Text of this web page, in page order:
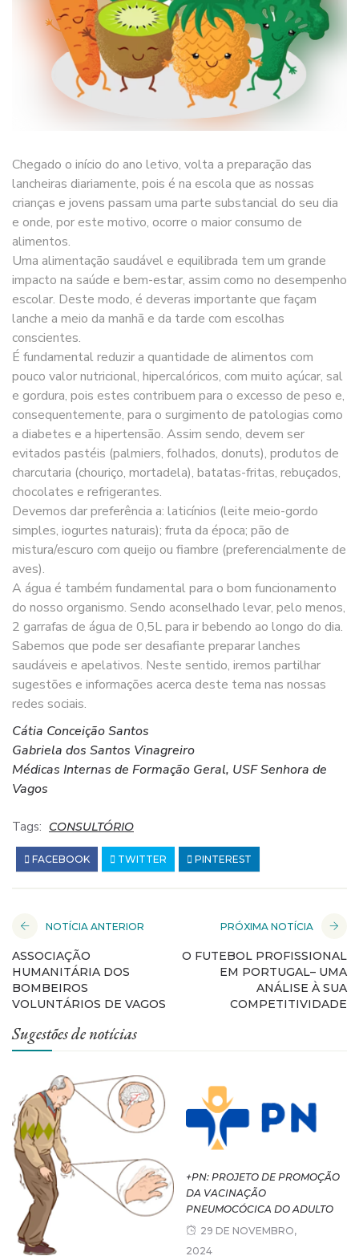
Chegado o início do ano letivo, volta a preparação das
lancheiras diariamente, pois é na escola que as nossas
crianças e jovens passam uma parte substancial do seu dia
e onde, por este motivo, ocorre o maior consumo de
alimentos.
Uma alimentação saudável e equilibrada tem um grande
impacto na saúde e bem-estar, assim como no desempenho
escolar. Deste modo, é deveras importante que façam
lanche a meio da manhã e da tarde com escolhas
conscientes.
É fundamental reduzir a quantidade de alimentos com
pouco valor nutricional, hipercalóricos, com muito açúcar, sal
e gordura, pois estes contribuem para o excesso de peso e,
consequentemente, para o surgimento de patologias como
a diabetes e a hipertensão. Assim sendo, devem ser
evitados pastéis (palmiers, folhados, donuts), produtos de
charcutaria (chouriço, mortadela), batatas-fritas, rebuçados,
chocolates e refrigerantes.
Devemos dar preferência a: laticínios (leite meio-gordo
simples, iogurtes naturais); fruta da época; pão de
mistura/escuro com queijo ou fiambre (preferencialmente de
aves).
A água é também fundamental para o bom funcionamento
do nosso organismo. Sendo aconselhado levar, pelo menos,
2 garrafas de água de 0,5L para ir bebendo ao longo do dia.
Sabemos que pode ser desafiante preparar lanches
saudáveis e apelativos. Neste sentido, iremos partilhar
sugestões e informações acerca deste tema nas nossas
redes sociais.
Cátia Conceição Santos
Gabriela dos Santos Vinagreiro
Médicas Internas de Formação Geral, USF Senhora de
Vagos
Tags: CONSULTÓRIO
FACEBOOK TWITTER PINTEREST
NOTÍCIA ANTERIOR
ASSOCIAÇÃO
HUMANITÁRIA DOS
BOMBEIROS
VOLUNTÁRIOS DE VAGOS
PRÓXIMA NOTÍCIA
O FUTEBOL PROFISSIONAL
EM PORTUGAL– UMA
ANÁLISE À SUA
COMPETITIVIDADE
Sugestões de notícias
+PN: PROJETO DE PROMOÇÃO
DA VACINAÇÃO
PNEUMOCÓCICA DO ADULTO
29 DE NOVEMBRO,
2024